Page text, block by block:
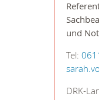
und
Tel:
DRK-